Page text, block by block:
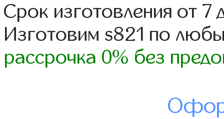
Срок изготовления от 7
Изготовим s821 по
рассрочка 0% без